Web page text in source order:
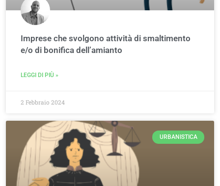
Imprese che svolgono attività di smaltimento
e/o di bonifica dell’amianto
LEGGI DI PIÙ »
2 Febbraio 2024
URBANISTICA